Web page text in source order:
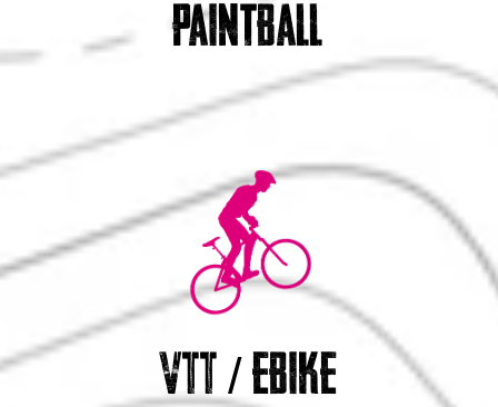
paintball
VTT / EBIKE